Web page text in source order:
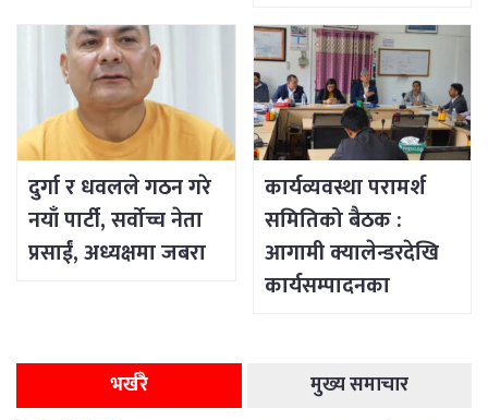
दुर्गा र धवलले गठन गरे
नयाँ पार्टी, सर्वोच्च नेता
प्रसाईं, अध्यक्षमा जबरा
कार्यव्यवस्था परामर्श
समितिको बैठक :
आगामी क्यालेन्डरदेखि
कार्यसम्पादनका
भर्खरै मुख्य समाचार